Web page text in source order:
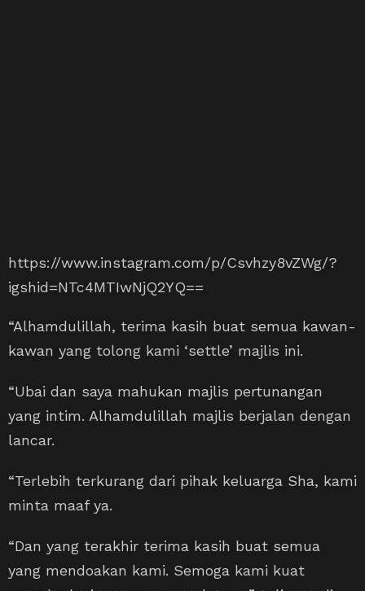
https://www.instagram.com/p/Csvhzy8vZWg/?
igshid=NTc4MTIwNjQ2YQ==
“Alhamdulillah, terima kasih buat semua kawan-
kawan yang tolong kami ‘settle’ majlis ini.
“Ubai dan saya mahukan majlis pertunangan
yang intim. Alhamdulillah majlis berjalan dengan
lancar.
“Terlebih terkurang dari pihak keluarga Sha, kami
minta maaf ya.
“Dan yang terakhir terima kasih buat semua
yang mendoakan kami. Semoga kami kuat